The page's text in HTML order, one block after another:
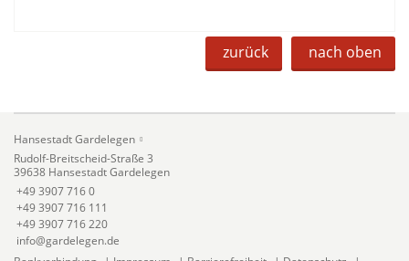
zurück nach oben
Hansestadt Gardelegen
Rudolf-Breitscheid-Straße 3
39638 Hansestadt Gardelegen
+49 3907 716 0
+49 3907 716 111
+49 3907 716 220
info@gardelegen.de